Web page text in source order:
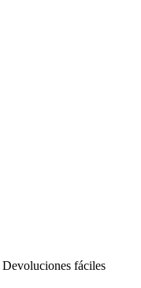
Devoluciones fáciles